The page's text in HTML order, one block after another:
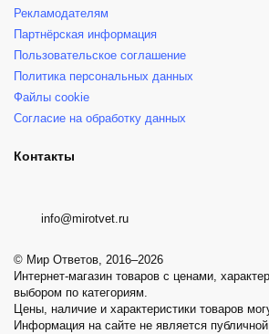
Рекламодателям
Партнёрская информация
Пользовательское соглашение
Политика персональных данных
Файлы cookie
Согласие на обработку данных
Контакты
info@mirotvet.ru
© Мир Ответов, 2016–2026
Интернет-магазин товаров с ценами,
выбором по категориям.
Цены, наличие и характеристики товаров
Информация на сайте не является